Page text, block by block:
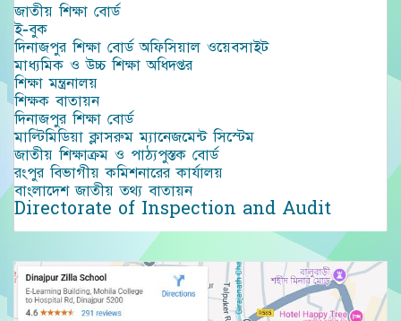
জাতীয় শিক্ষা বোর্ড
ই-বুক
দিনাজপুর শিক্ষা বোর্ড অফিসিয়াল ওয়েবসাইট
মাধ্যমিক ও উচ্চ শিক্ষা অধিদপ্তর
শিক্ষা মন্ত্রনালয়
শিক্ষক বাতায়ন
দিনাজপুর শিক্ষা বোর্ড
মাল্টিমিডিয়া ক্লাসরুম ম্যানেজমেন্ট সিস্টেম
জাতীয় শিক্ষাক্রম ও পাঠ্যপুস্তক বোর্ড
রংপুর বিভাগীয় কমিশনারের কার্যালয়
বাংলাদেশ জাতীয় তথ্য বাতায়ন
Directorate of Inspection and Audit